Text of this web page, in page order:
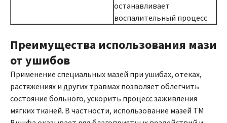
останавливает
воспалительный процесс
Преимущества использования мази
от ушибов
Применение специальных мазей при ушибах, отеках,
растяжениях и других травмах позволяет облегчить
состояние больного, ускорить процесс заживления
мягких тканей. В частности, использование мазей ТМ